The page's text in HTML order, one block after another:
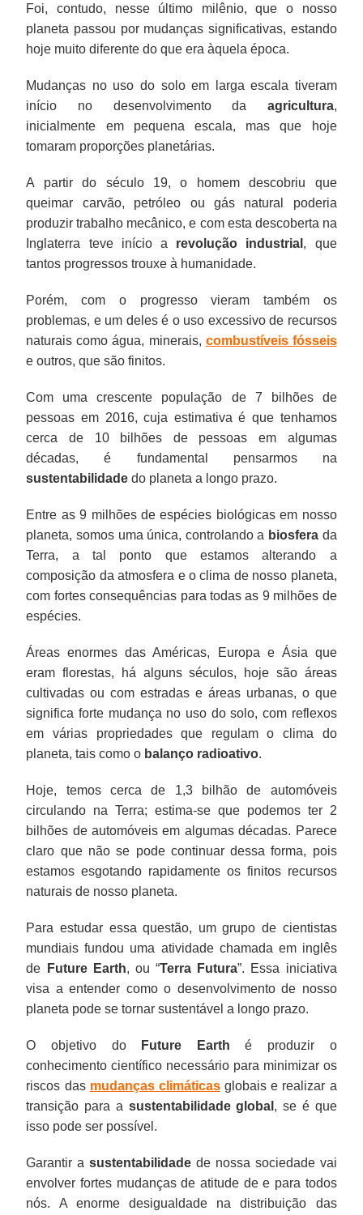
Foi, contudo, nesse último milênio, que o nosso
planeta passou por mudanças significativas, estando
hoje muito diferente do que era àquela época.
Mudanças no uso do solo em larga escala tiveram
início no desenvolvimento da agricultura,
inicialmente em pequena escala, mas que hoje
tomaram proporções planetárias.
A partir do século 19, o homem descobriu que
queimar carvão, petróleo ou gás natural poderia
produzir trabalho mecânico, e com esta descoberta na
Inglaterra teve início a revolução industrial , que
tantos progressos trouxe à humanidade.
Porém, com o progresso vieram também os
problemas, e um deles é o uso excessivo de recursos
naturais como água, minerais, combustíveis fósseis
e outros, que são finitos.
Com uma crescente população de 7 bilhões de
pessoas em 2016, cuja estimativa é que tenhamos
cerca de 10 bilhões de pessoas em algumas
décadas, é fundamental pensarmos na
sustentabilidade do planeta a longo prazo.
Entre as 9 milhões de espécies biológicas em nosso
planeta, somos uma única, controlando a biosfera da
Terra, a tal ponto que estamos alterando a
composição da atmosfera e o clima de nosso planeta,
com fortes consequências para todas as 9 milhões de
espécies.
Áreas enormes das Américas, Europa e Ásia que
eram florestas, há alguns séculos, hoje são áreas
cultivadas ou com estradas e áreas urbanas, o que
significa forte mudança no uso do solo, com reflexos
em várias propriedades que regulam o clima do
planeta, tais como o balanço radioativo.
Hoje, temos cerca de 1,3 bilhão de automóveis
circulando na Terra; estima-se que podemos ter 2
bilhões de automóveis em algumas décadas. Parece
claro que não se pode continuar dessa forma, pois
estamos esgotando rapidamente os finitos recursos
naturais de nosso planeta.
Para estudar essa questão, um grupo de cientistas
mundiais fundou uma atividade chamada em inglês
de
Future Earth, ou “Terra Futura”. Essa iniciativa
visa a entender como o desenvolvimento de nosso
planeta pode se tornar sustentável a longo prazo.
O objetivo do Future Earth é produzir o
conhecimento científico necessário para minimizar os
riscos das mudanças climáticasglobais e realizar a
transição para a sustentabilidade global , se é que
isso pode ser possível.
Garantir asustentabilidade de nossa sociedade vai
envolver fortes mudanças de atitude de e para todos
nós. A enorme desigualdade na distribuição das